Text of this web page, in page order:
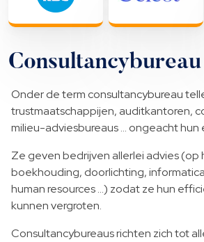
Consultancybureau
Onder de term consultancybureau
trustmaatschappijen, auditkantoren,
milieu-adviesbureaus … ongeacht hun
Ze geven bedrijven allerlei advies (op
boekhouding, doorlichting,
human resources …) zodat ze hun
kunnen vergroten.
Consultancybureaus richten zich tot